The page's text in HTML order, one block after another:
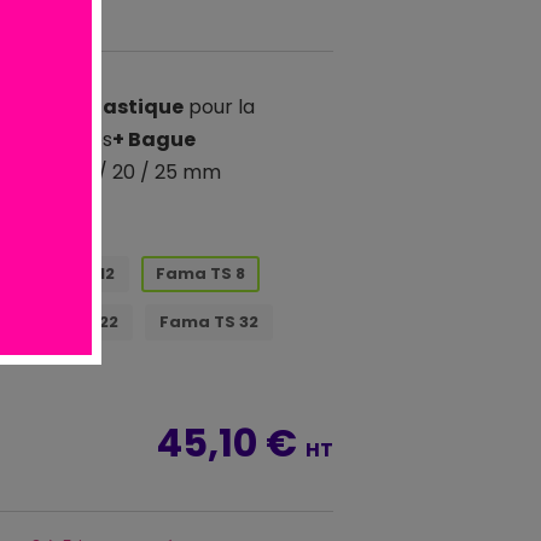
en plastique pour la
saucisses+ Bague
de 15 / 20 / 25 mm
Fama TS 12 Fama TS 8
Fama TS 22 Fama TS 32
45,10 € HT